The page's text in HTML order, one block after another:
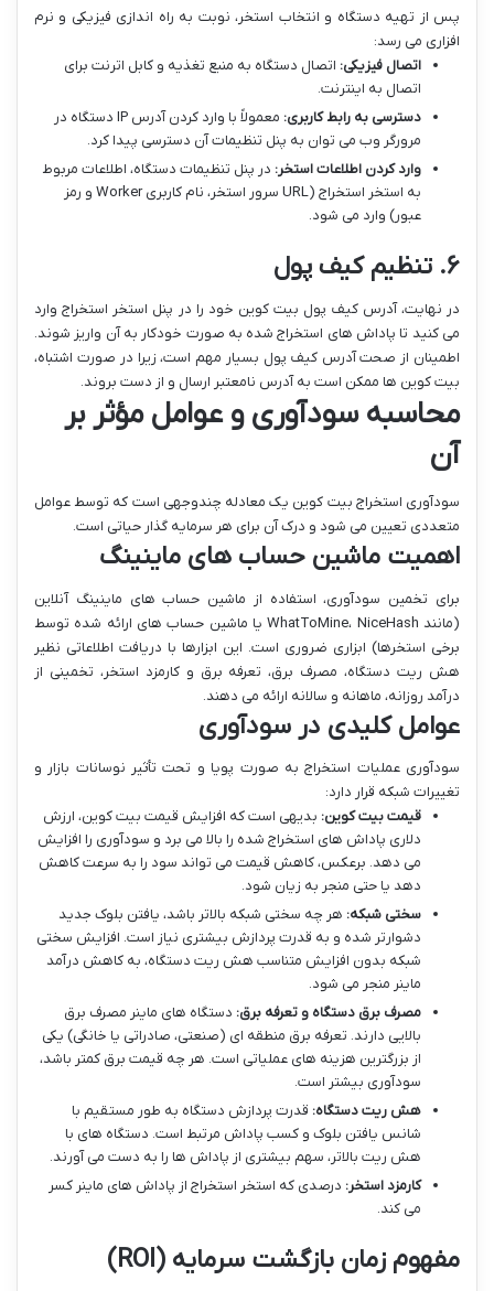
پس از تهیه دستگاه و انتخاب استخر، نوبت به راه اندازی فیزیکی و نرم
افزاری می رسد:
اتصال فیزیکی: اتصال دستگاه به منبع تغذیه و کابل اترنت برای
اتصال به اینترنت.
دسترسی به رابط کاربری:
معمولاً با وارد کردن آدرس IP دستگاه در
مرورگر وب می توان به پنل تنظیمات آن دسترسی پیدا کرد.
وارد کردن اطلاعات استخر: در پنل تنظیمات دستگاه، اطلاعات مربوط
به استخر استخراج (URL سرور استخر، نام کاربری Worker و رمز
عبور) وارد می شود.
۶. تنظیم کیف پول
در نهایت، آدرس کیف پول بیت کوین خود را در پنل استخر استخراج وارد
می کنید تا پاداش های استخراج شده به صورت خودکار به آن واریز شوند.
اطمینان از صحت آدرس کیف پول بسیار مهم است، زیرا در صورت اشتباه،
بیت کوین ها ممکن است به آدرس نامعتبر ارسال و از دست بروند.
محاسبه سودآوری و عوامل مؤثر بر
آن
سودآوری استخراج بیت کوین یک معادله چندوجهی است که توسط عوامل
متعددی تعیین می شود و درک آن برای هر سرمایه گذار حیاتی است.
اهمیت ماشین حساب های ماینینگ
برای تخمین سودآوری، استفاده از ماشین حساب های ماینینگ آنلاین
(مانند WhatToMine، NiceHash یا ماشین حساب های ارائه شده توسط
برخی استخرها) ابزاری ضروری است. این ابزارها با دریافت اطلاعاتی نظیر
هش ریت دستگاه، مصرف برق، تعرفه برق و کارمزد استخر، تخمینی از
درآمد روزانه، ماهانه و سالانه ارائه می دهند.
عوامل کلیدی در سودآوری
سودآوری عملیات استخراج به صورت پویا و تحت تأثیر نوسانات بازار و
تغییرات شبکه قرار دارد:
قیمت بیت کوین: بدیهی است که افزایش قیمت بیت کوین، ارزش
دلاری پاداش های استخراج شده را بالا می برد و سودآوری را افزایش
می دهد. برعکس، کاهش قیمت می تواند سود را به سرعت کاهش
دهد یا حتی منجر به زیان شود.
سختی شبکه: هر چه سختی شبکه بالاتر باشد، یافتن بلوک جدید
دشوارتر شده و به قدرت پردازش بیشتری نیاز است. افزایش سختی
شبکه بدون افزایش متناسب هش ریت دستگاه، به کاهش درآمد
ماینر منجر می شود.
مصرف برق دستگاه و تعرفه برق: دستگاه های ماینر مصرف برق
بالایی دارند. تعرفه برق منطقه ای (صنعتی، صادراتی یا خانگی) یکی
از بزرگترین هزینه های عملیاتی است. هر چه قیمت برق کمتر باشد،
سودآوری بیشتر است.
هش ریت دستگاه: قدرت پردازش دستگاه به طور مستقیم با
شانس یافتن بلوک و کسب پاداش مرتبط است. دستگاه های با
هش ریت بالاتر، سهم بیشتری از پاداش ها را به دست می آورند.
کارمزد استخر: درصدی که استخر استخراج از پاداش های ماینر کسر
می کند.
مفهوم زمان بازگشت سرمایه (ROI)